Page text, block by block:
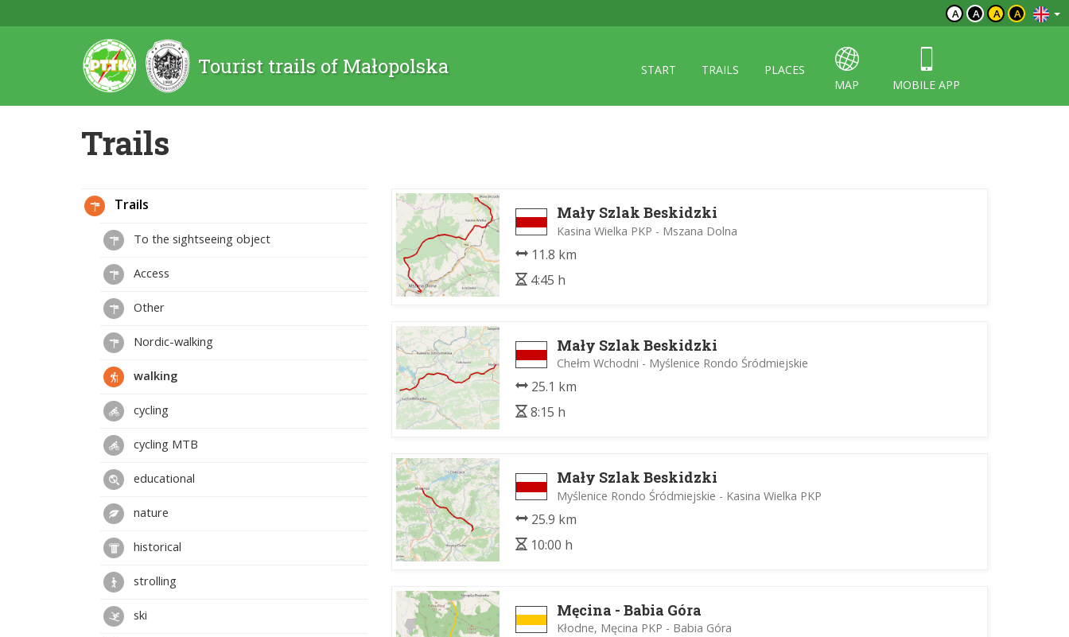
A A A A
Tourist trails of Małopolska START TRAILS
PLACES
MAP
MOBILE APP
Trails
Mały Szlak Beskidzki
Kasina Wielka PKP - Mszana Dolna
11.8 km
4:45 h
Mały Szlak Beskidzki
Chełm Wchodni - Myślenice Rondo Śródmiejskie
25.1 km
8:15 h
Mały Szlak Beskidzki
Myślenice Rondo Śródmiejskie - Kasina Wielka PKP
25.9 km
10:00 h
Męcina - Babia Góra
Kłodne, Męcina PKP - Babia Góra
Trails
To the sightseeing object
Access
Other
Nordic-walking
walking
cycling
cycling MTB
educational
nature
historical
strolling
ski